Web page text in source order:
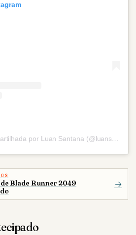
Uma publicação compartilhada por Luan Santana (@luansantana)
Blade Runner 2049
→